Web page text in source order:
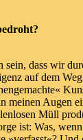
sein, dass wir
auf dem
«​​​​​​​
meinen Augen
Müll
ist: Was,